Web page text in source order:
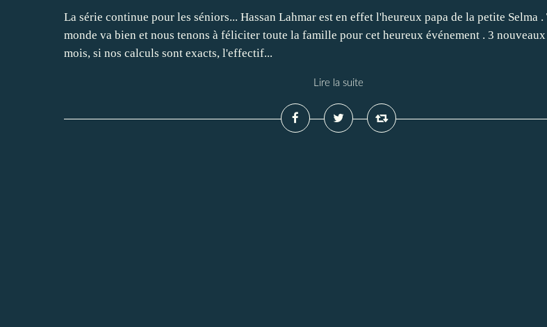
La série continue pour les séniors... Hassan Lahmar est en effet l'heureux papa de la petite Selma .
monde va bien et nous tenons à féliciter toute la famille pour cet heureux événement . 3 nouveaux
mois, si nos calculs sont exacts, l'effectif...
Lire la suite